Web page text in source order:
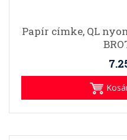
Papír címke, QL